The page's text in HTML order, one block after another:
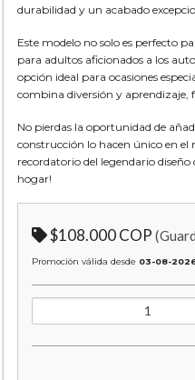
durabilidad y un acabado
Este modelo no solo es perfecto
para adultos aficionados a los
opción ideal para ocasiones
combina diversión y aprendizaje,
No pierdas la oportunidad de
construcción lo hacen único en el
recordatorio del legendario
hogar!
$108.000 COP
Promoción válida desde 03-08-